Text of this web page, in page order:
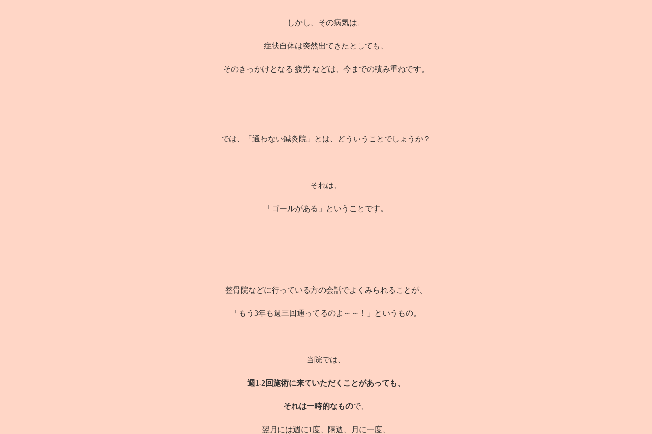
しかし、その病気は、
症状自体は突然出てきたとしても、
そのきっかけとなる 疲労 などは、今までの積み重ねです。
では、「通わない鍼灸院」とは、どういうことでしょうか？
それは、
「ゴールがある」ということです。
整骨院などに行っている方の会話でよくみられることが、
「もう3年も週三回通ってるのよ～～！」というもの。
当院では、
週1-2回施術に来ていただくことがあっても、
それは一時的なもので、
翌月には週に1度、隔週、月に一度、